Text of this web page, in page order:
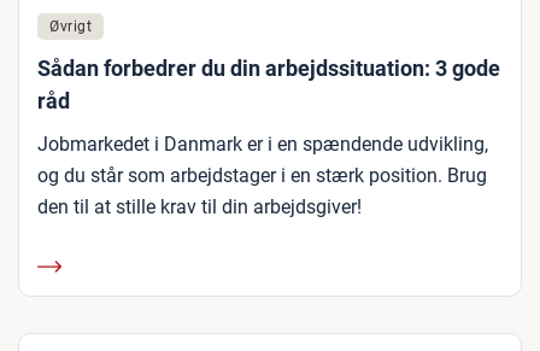
Øvrigt
Sådan forbedrer du din arbejdssituation: 3 gode
råd
Jobmarkedet i Danmark er i en spændende udvikling,
og du står som arbejdstager i en stærk position. Brug
den til at stille krav til din arbejdsgiver!